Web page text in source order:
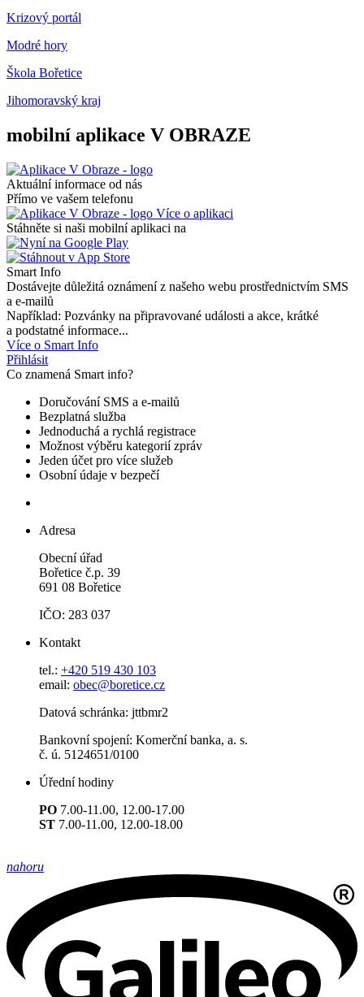
Krizový portál
Modré hory
Škola Bořetice
Jihomoravský kraj
mobilní aplikace V OBRAZE
Aktuální informace od nás
Přímo ve vašem telefonu
Více o aplikaci
Stáhněte si naši mobilní aplikaci na
Smart Info
Dostávejte důležitá oznámení z našeho webu prostřednictvím SMS
a e-mailů
Například: Pozvánky na připravované události a akce, krátké
a podstatné informace...
Více o Smart Info
Přihlásit
Co znamená Smart info?
Doručování SMS a e-mailů
Bezplatná služba
Jednoduchá a rychlá registrace
Možnost výběru kategorií zpráv
Jeden účet pro více služeb
Osobní údaje v bezpečí
Adresa
Obecní úřad
Bořetice č.p. 39
691 08 Bořetice
IČO: 283 037
Kontakt
tel.: +420 519 430 103
email: obec@boretice.cz
Datová schránka: jttbmr2
Bankovní spojení: Komerční banka, a. s.
č. ú. 5124651/0100
Úřední hodiny
PO 7.00-11.00, 12.00-17.00
ST 7.00-11.00, 12.00-18.00
nahoru